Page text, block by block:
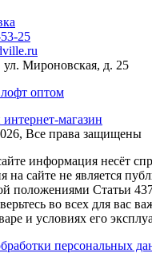
25
ул. Мироновская, д. 25
оптом
магазин
Все права защищены
информация несёт
на сайте не является
положениями Статьи
во всех для вас
и условиях его
персональных